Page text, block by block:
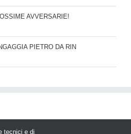
AVVERSARIE!
PIETRO DA RIN
tecnici e di